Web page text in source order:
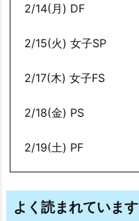
2/14(月) DF
2/15(火) 女子SP
2/17(木) 女子FS
2/18(金) PS
2/19(土) PF
よく読まれています